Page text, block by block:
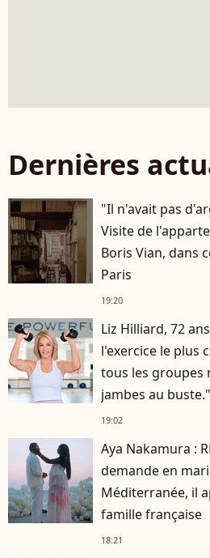
Dernières
"Il n'avait pas
Visite de
Boris Vian, dans
Paris
19:20
Liz Hilliard, 72
l'exercice le plus
tous les groupes
jambes au buste."
19:02
Aya Nakamura :
demande en
Méditerranée, il
famille française
18:21